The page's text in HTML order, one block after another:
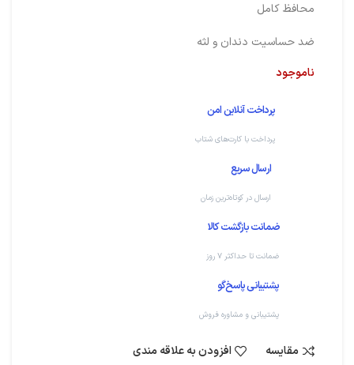
محافظ کامل
ضد حساسیت دندان و لثه
ناموجود
پرداخت آنلاین امن
پرداخت با کارت‌های شتاب
ارسال سریع
ارسال در کوتاه‌ترین زمان
ضمانت بازگشت کالا
ضمانت تا حداکثر ۷ روز
پشتیبانی پاسخ‌گو
پشتیبانی و مشاوره فروش
مقایسه افزودن به علاقه مندی